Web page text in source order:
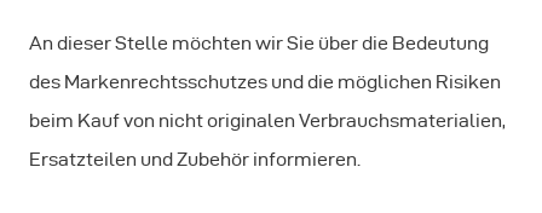
An dieser Stelle möchten wir Sie über die Bedeutung
des Markenrechtsschutzes und die möglichen Risiken
beim Kauf von nicht originalen Verbrauchsmaterialien,
Ersatzteilen und Zubehör informieren.